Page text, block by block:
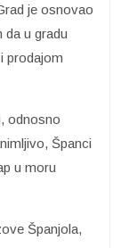
je osnovao
da u gradu
prodajom
odnosno
Španci
u moru
Španjola,